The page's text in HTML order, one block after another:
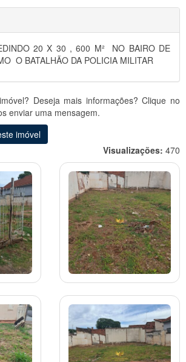
20 X 30 , 600 M² NO BAIRO DE
O BATALHÃO DA POLICIA MILITAR
Deseja mais informações? Clique no
enviar uma mensagem.
imóvel
Visualizações: 470